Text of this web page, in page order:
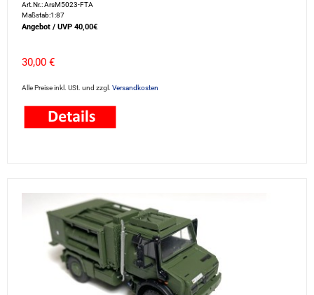
Art.Nr.: ArsM5023-FTA
Maßstab:1:87
Angebot / UVP 40,00€
30,00 €
Alle Preise inkl. USt. und zzgl. Versandkosten